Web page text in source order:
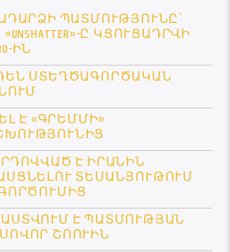
ՊԱՏՄՈՒԹՅՈՒՆԸ՝
Ը ԿՑՈՒՑԱԴՐՎԻ
ԻՆ
ՍՏԵՂԾԱԳՈՐԾԱԿԱՆ
Է «ԳՐԵՄՄԻ»
Է ԻՐԱՆԻՆ
ՏԵՍԱՆՅՈՒԹՈՒՄ
Է ՊԱՏՄՈՒԹՅԱՆ
ՇՈՈՒԻՆ